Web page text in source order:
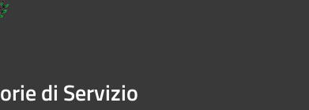
di Servizio